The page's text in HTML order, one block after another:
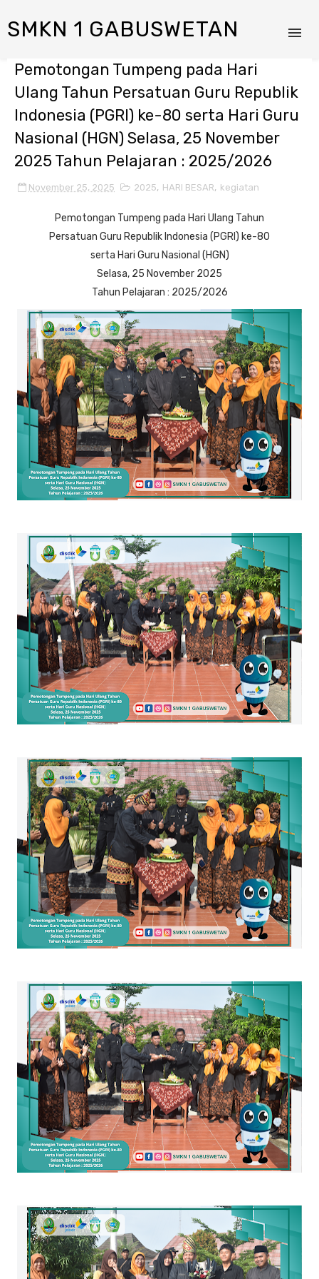
SMKN 1 GABUSWETAN
Pemotongan Tumpeng pada Hari
Ulang Tahun Persatuan Guru Republik
Indonesia (PGRI) ke-80 serta Hari Guru
Nasional (HGN) Selasa, 25 November
2025 Tahun Pelajaran : 2025/2026
November 25, 2025 2025, HARI BESAR, kegiatan
Pemotongan Tumpeng pada Hari Ulang Tahun
Persatuan Guru Republik Indonesia (PGRI) ke-80
serta Hari Guru Nasional (HGN)
Selasa, 25 November 2025
Tahun Pelajaran : 2025/2026